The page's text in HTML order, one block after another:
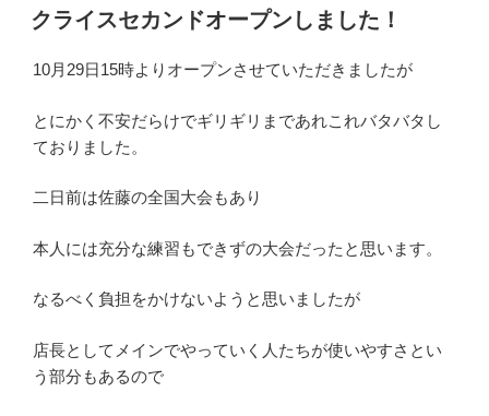
稿
日:
クライスセカンドオープンしました！
10月29日15時よりオープンさせていただきましたが
とにかく不安だらけでギリギリまであれこれバタバタし
ておりました。
二日前は佐藤の全国大会もあり
本人には充分な練習もできずの大会だったと思います。
なるべく負担をかけないようと思いましたが
店長としてメインでやっていく人たちが使いやすさとい
う部分もあるので